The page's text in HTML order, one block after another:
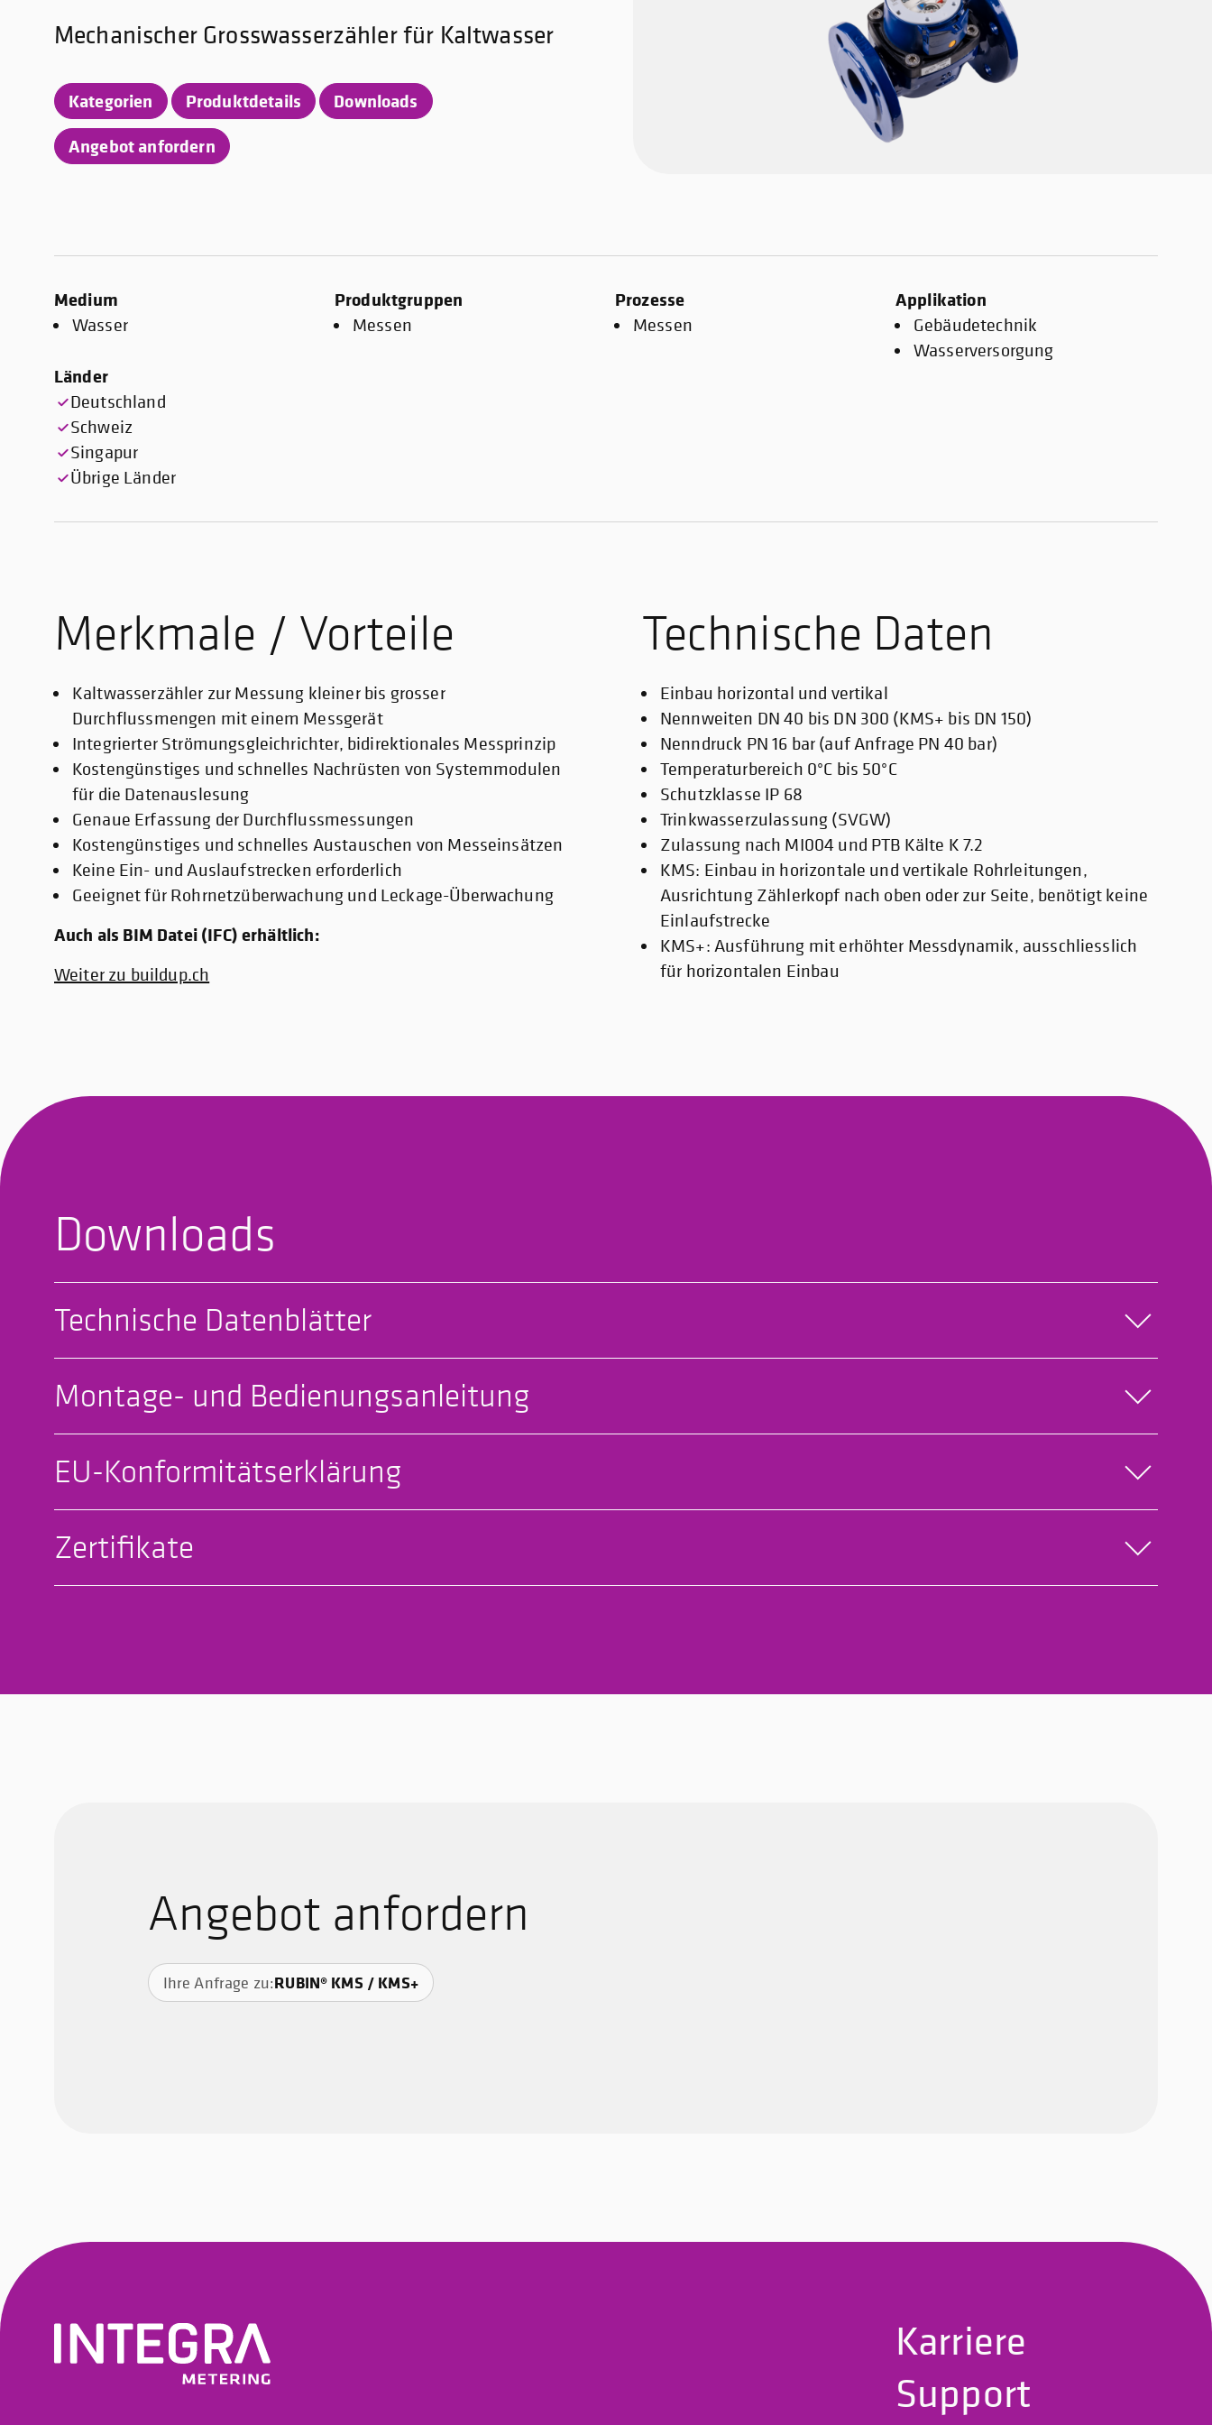
Mechanischer Grosswasserzähler für Kaltwasser
Kategorien Produktdetails
Downloads
Angebot anfordern
Medium
Wasser
Produktgruppen
Messen
Prozesse
Messen
Applikation
Gebäudetechnik
Wasserversorgung
Länder
Deutschland
Schweiz
Singapur
Übrige Länder
Merkmale / Vorteile
Kaltwasserzähler zur Messung kleiner bis grosser
Durchflussmengen mit einem Messgerät
Integrierter Strömungsgleichrichter, bidirektionales Messprinzip
Kostengünstiges und schnelles Nachrüsten von Systemmodulen
für die Datenauslesung
Genaue Erfassung der Durchflussmessungen
Kostengünstiges und schnelles Austauschen von Messeinsätzen
Keine Ein- und Auslaufstrecken erforderlich
Geeignet für Rohrnetzüberwachung und Leckage-Überwachung
Auch als BIM Datei (IFC) erhältlich:
Weiter zu buildup.ch
Technische Daten
Einbau horizontal und vertikal
Nennweiten DN 40 bis DN 300 (KMS+ bis DN 150)
Nenndruck PN 16 bar (auf Anfrage PN 40 bar)
Temperaturbereich 0°C bis 50°C
Schutzklasse IP 68
Trinkwasserzulassung (SVGW)
Zulassung nach MI004 und PTB Kälte K 7.2
KMS: Einbau in horizontale und vertikale Rohrleitungen,
Ausrichtung Zählerkopf nach oben oder zur Seite, benötigt keine
Einlaufstrecke
KMS+: Ausführung mit erhöhter Messdynamik, ausschliesslich
für horizontalen Einbau
Downloads
Technische Datenblätter
Montage- und Bedienungsanleitung
EU-Konformitätserklärung
Zertifikate
Angebot anfordern
Ihre Anfrage zu:RUBIN® KMS / KMS+
Karriere
Support